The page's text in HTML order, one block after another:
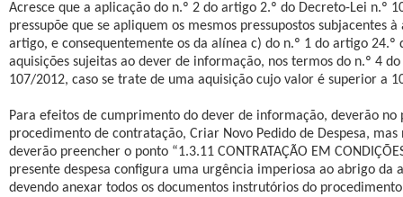
Acresce que a aplicação do n.º 2 do artigo 2.º do Decreto-Lei n.º
pressupõe que se apliquem os mesmos pressupostos subjacentes
artigo, e consequentemente os da alínea c) do n.º 1 do artigo 24.º
aquisições sujeitas ao dever de informação, nos termos do n.º 4
107/2012, caso se trate de uma aquisição cujo valor é superior a
Para efeitos de cumprimento do dever de informação, deverão no
procedimento de contratação, Criar Novo Pedido de Despesa,
deverão preencher o ponto “1.3.11 CONTRATAÇÃO EM
presente despesa configura uma urgência imperiosa ao abrigo da
devendo anexar todos os documentos instrutórios do